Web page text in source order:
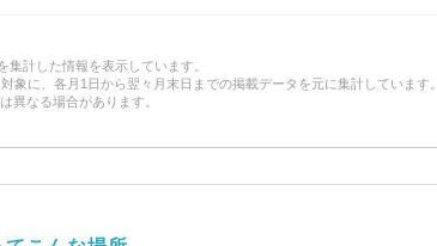
計した情報を表示しています。
象に、各月1日から翌々月末日までの掲載データを元に集計しています。
異なる場合があります。